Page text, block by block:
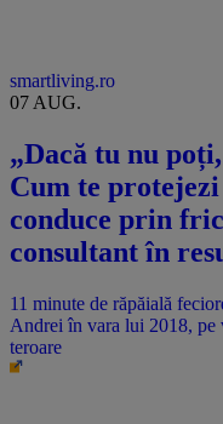
smartliving.ro
07 AUG.
„Dacă tu nu
Cum te
conduce prin
consultant în
11 minute de răpăială
Andrei în vara lui 2018, pe
teroare